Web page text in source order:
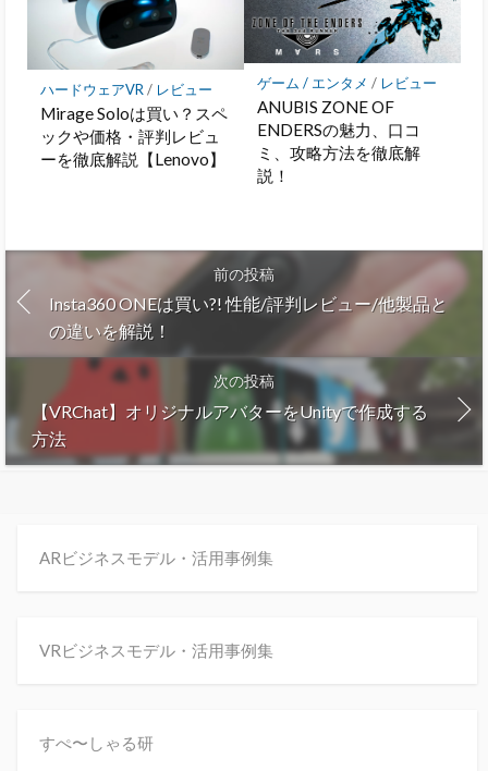
ハードウェアVR / レビュー
Mirage Soloは買い？スペ
ックや価格・評判レビュ
ーを徹底解説【Lenovo】
ゲーム / エンタメ / レビュー
ANUBIS ZONE OF
ENDERSの魅力、口コ
ミ、攻略方法を徹底解
説！
前の投稿
Insta360 ONEは買い?! 性能/評判レビュー/他製品と
の違いを解説！
次の投稿
【VRChat】オリジナルアバターをUnityで作成する
方法
ARビジネスモデル・活用事例集
VRビジネスモデル・活用事例集
すぺ〜しゃる研